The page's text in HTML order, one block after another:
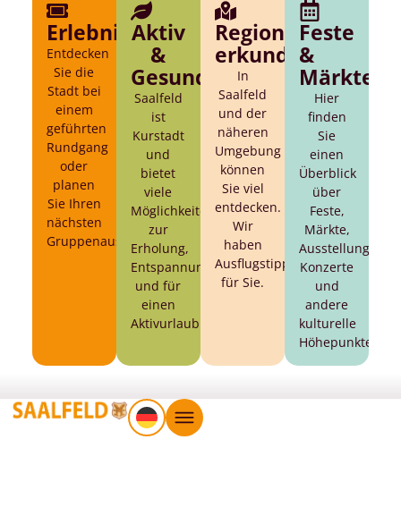
Erlebnisse
Entdecken
Sie die
Stadt bei
einem
geführten
Rundgang
oder
planen
Sie Ihren
nächsten
Gruppenausflug.
Aktiv
&
Gesund
Saalfeld
ist
Kurstadt
und
bietet
viele
Möglichkeiten
zur
Erholung,
Entspannung
und für
einen
Aktivurlaub.
Region
erkunden
In
Saalfeld
und der
näheren
Umgebung
können
Sie viel
entdecken.
Wir
haben
Ausflugstipps
für Sie.
Feste
&
Märkte
Hier
finden
Sie
einen
Überblick
über
Feste,
Märkte,
Ausstellungen,
Konzerte
und
andere
kulturelle
Höhepunkte.